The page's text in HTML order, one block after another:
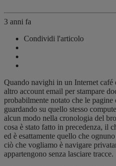
3 anni fa
Condividi l'articolo
Quando navighi in un Internet café
altro account email per stampare
probabilmente notato che le pagine
guardando su quello stesso
alcun modo nella cronologia del
cosa è stato fatto in precedenza, il
ed è esattamente quello che
ciò che vogliamo è navigare
appartengono senza lasciare tracce.